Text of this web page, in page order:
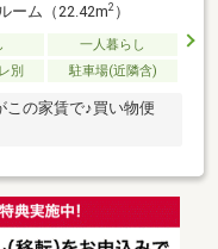
ーム（22.42m2）
一人暮らし
別 駐車場(近隣含)
この家賃で♪買い物便